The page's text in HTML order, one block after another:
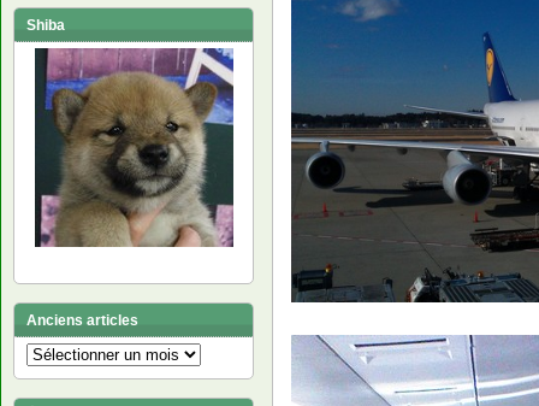
Shiba
Anciens articles
Anciens
articles